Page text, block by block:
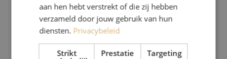
aan hen hebt verstrekt of die zij hebben
verzameld door jouw gebruik van hun
diensten. Privacybeleid
Strikt
Prestatie Targeting